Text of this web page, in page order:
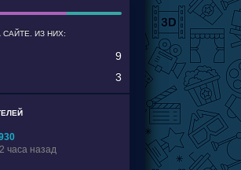
САЙТЕ. ИЗ НИХ:
9
3
часа назад